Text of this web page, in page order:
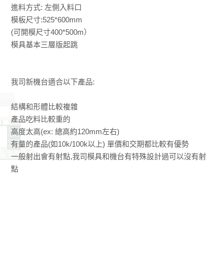
進料方式: 左側入料口
模板尺寸:525*600mm
(可開模尺寸400*500m）
模具基本三層版起跳
我司新機台適合以下產品​:
​​​​​​結構和形體比較複雜
產品吃料比較重的
高度太高(ex: 總高約120mm左右)
有量的產品(如10k/100k以上) 單價和交期都比較有優勢
一般射出會有射點,我司模具和機台有特殊設計過可以沒有射
點